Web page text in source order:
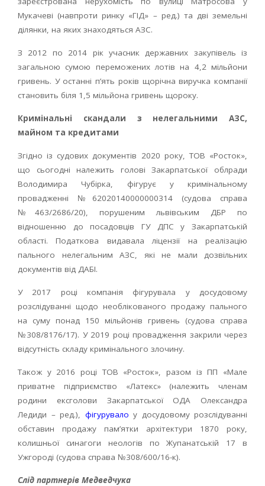
Мукачеві (навпроти ринку «ГІД» – ред.) та дві земельні
ділянки, на яких знаходяться АЗС.
З 2012 по 2014 рік учасник державних закупівель із
загальною сумою переможених лотів на 4,2 мільйони
гривень. У останні п’ять років щорічна виручка компанії
становить біля 1,5 мільйона гривень щороку.
Кримінальні скандали з нелегальними АЗС,
майном та кредитами
Згідно із судових документів 2020 року, ТОВ «Росток»,
що сьогодні належить голові Закарпатської облради
Володимира Чубірка, фігурує у кримінальному
провадженні №62020140000000314 (судова справа
№463/2686/20), порушеним львівським ДБР по
відношенню до посадовців ГУ ДПС у Закарпатській
області. Податкова видавала ліцензії на реалізацію
пального нелегальним АЗС, які не мали дозвільних
документів від ДАБІ.
У 2017 році компанія фігурувала у досудовому
розслідуванні щодо необлікованого продажу пального
на суму понад 150 мільйонів гривень (судова справа
№308/8176/17). У 2019 році провадження закрили через
відсутність складу кримінального злочину.
Також у 2016 році ТОВ «Росток», разом із ПП «Мале
приватне підприємство «Латекс» (належить членам
родини ексголови Закарпатської ОДА Олександра
Ледиди – ред.), фігурувало у досудовому розслідуванні
обставин продажу пам’ятки архітектури 1870 року,
колишньої синагоги неологів по Жупанатській 17 в
Ужгороді (судова справа №308/600/16-к).
Слід партнерів Медведчука